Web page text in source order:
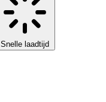
Snelle laadtijd